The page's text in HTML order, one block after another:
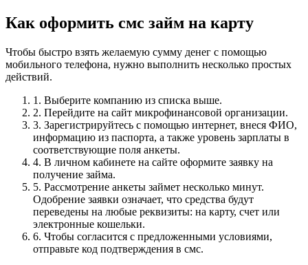
Как оформить смс займ на карту
Чтобы быстро взять желаемую сумму денег с помощью
мобильного телефона, нужно выполнить несколько простых
действий.
1. Выберите компанию из списка выше.
2. Перейдите на сайт микрофинансовой организации.
3. Зарегистрируйтесь с помощью интернет, внеся ФИО,
информацию из паспорта, а также уровень зарплаты в
соответствующие поля анкеты.
4. В личном кабинете на сайте оформите заявку на
получение займа.
5. Рассмотрение анкеты займет несколько минут.
Одобрение заявки означает, что средства будут
переведены на любые реквизиты: на карту, счет или
электронные кошельки.
6. Чтобы согласится с предложенными условиями,
отправьте код подтверждения в смс.